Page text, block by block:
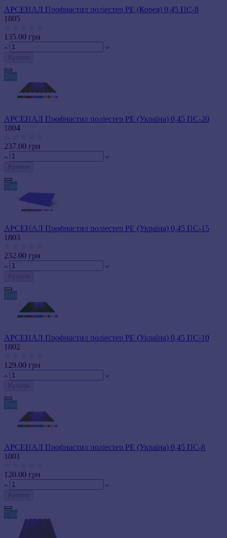
АРСЕНАЛ Профнастил поліестер РЕ (Корея) 0,45 ПС-8
1805
135.00 грн
Топ
АРСЕНАЛ Профнастил поліестер РЕ (Україна) 0,45 ПС-20
1804
237.00 грн
Топ
АРСЕНАЛ Профнастил поліестер РЕ (Україна) 0,45 ПС-15
1803
232.00 грн
Топ
АРСЕНАЛ Профнастил поліестер РЕ (Україна) 0,45 ПС-10
1802
129.00 грн
Топ
АРСЕНАЛ Профнастил поліестер РЕ (Україна) 0,45 ПС-8
1801
120.00 грн
Топ